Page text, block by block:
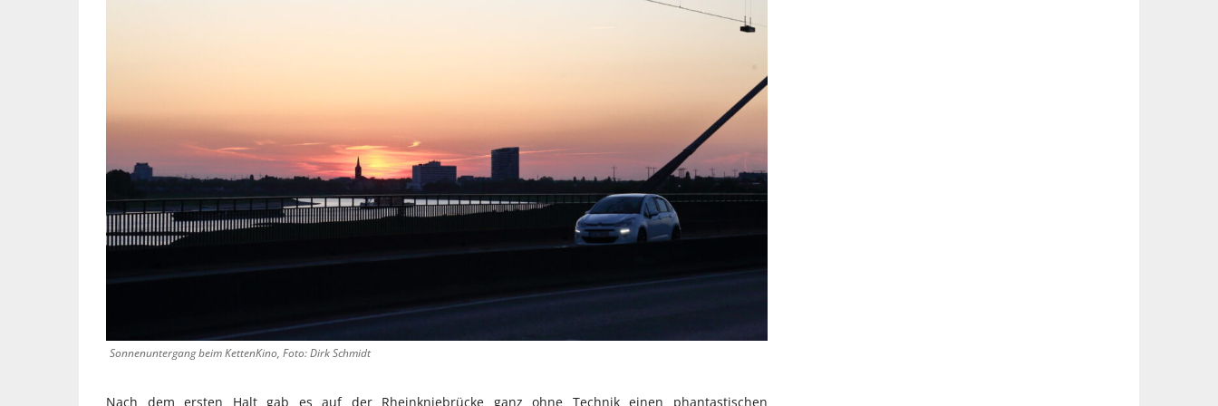
Sonnenuntergang beim KettenKino, Foto: Dirk Schmidt
Nach dem ersten Halt gab es auf der Rheinkniebrücke ganz ohne Technik einen phantastischen